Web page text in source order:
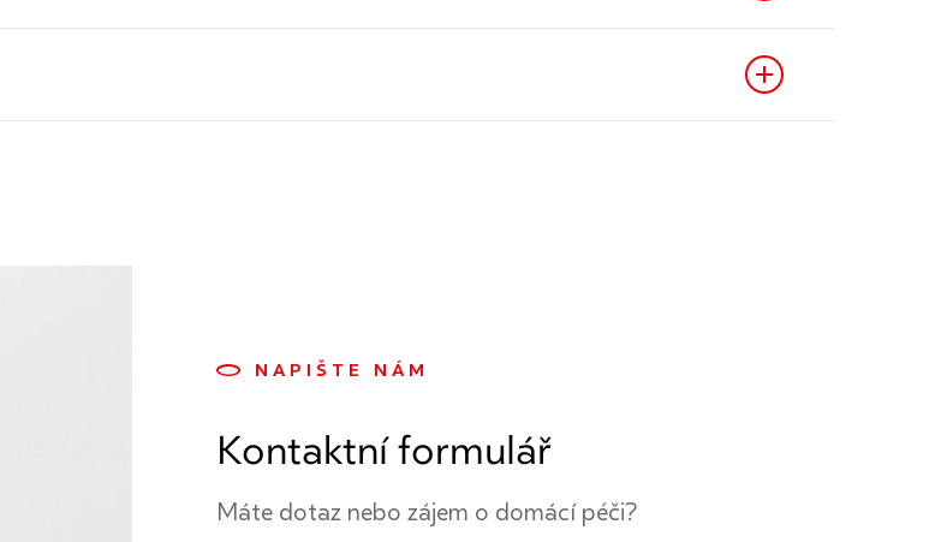
NAPIŠTE NÁM
Kontaktní formulář
Máte dotaz nebo zájem o domácí péči?